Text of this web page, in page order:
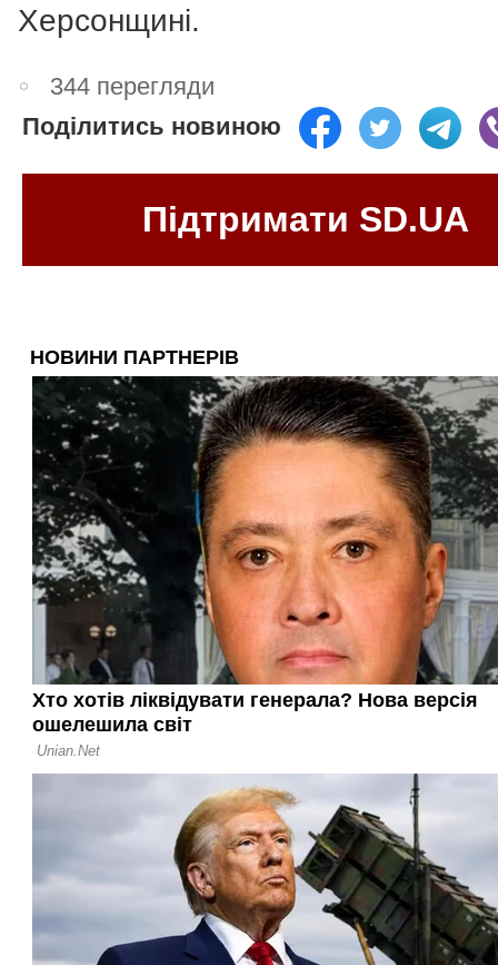
Херсонщині.
344 перегляди
Поділитись новиною
Підтримати SD.UA